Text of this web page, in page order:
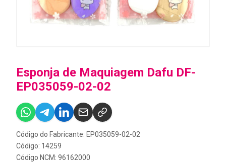
Esponja de Maquiagem Dafu DF-
EP035059-02-02
Código do Fabricante: EP035059-02-02
Código: 14259
Código NCM: 96162000